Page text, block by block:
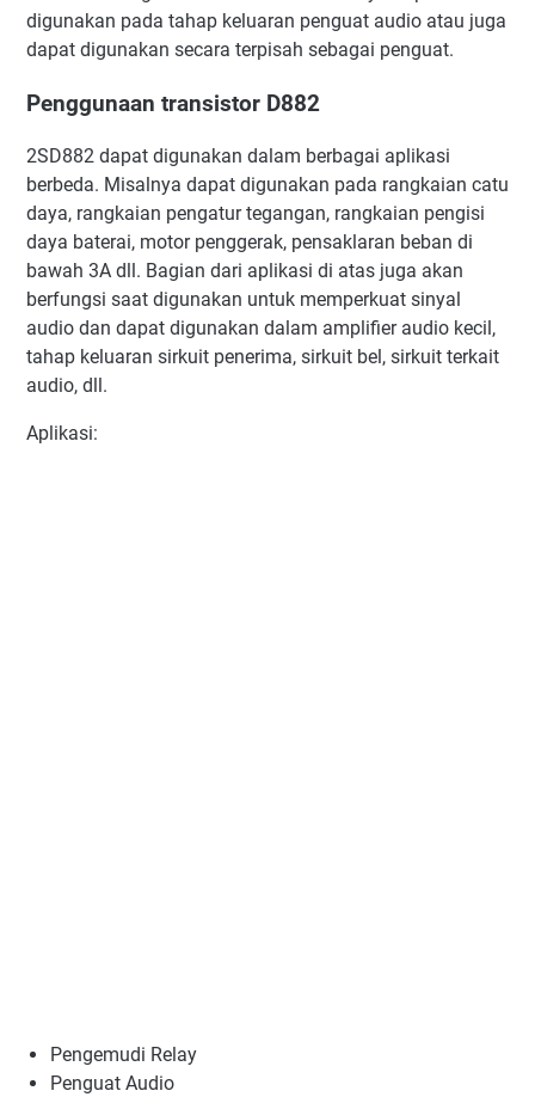
digunakan pada tahap keluaran penguat audio atau juga
dapat digunakan secara terpisah sebagai penguat.
Penggunaan transistor D882
2SD882 dapat digunakan dalam berbagai aplikasi
berbeda. Misalnya dapat digunakan pada rangkaian catu
daya, rangkaian pengatur tegangan, rangkaian pengisi
daya baterai, motor penggerak, pensaklaran beban di
bawah 3A dll. Bagian dari aplikasi di atas juga akan
berfungsi saat digunakan untuk memperkuat sinyal
audio dan dapat digunakan dalam amplifier audio kecil,
tahap keluaran sirkuit penerima, sirkuit bel, sirkuit terkait
audio, dll.
Aplikasi:
Pengemudi Relay
Penguat Audio